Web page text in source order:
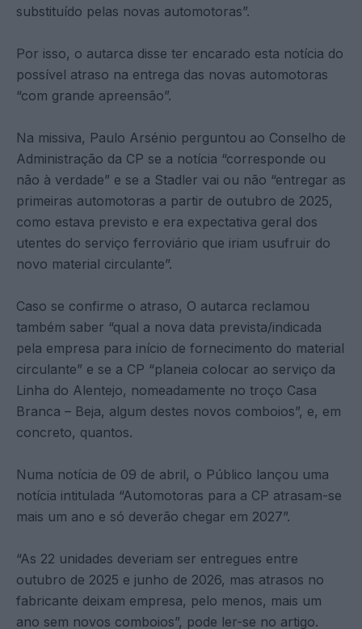
substituído pelas novas automotoras”.
Por isso, o autarca disse ter encarado esta notícia do
possível atraso na entrega das novas automotoras
“com grande apreensão”.
Na missiva, Paulo Arsénio perguntou ao Conselho de
Administração da CP se a notícia “corresponde ou
não à verdade” e se a Stadler vai ou não “entregar as
primeiras automotoras a partir de outubro de 2025,
como estava previsto e era expectativa geral dos
utentes do serviço ferroviário que iriam usufruir do
novo material circulante”.
Caso se confirme o atraso, O autarca reclamou
também saber “qual a nova data prevista/indicada
pela empresa para início de fornecimento do material
circulante” e se a CP “planeia colocar ao serviço da
Linha do Alentejo, nomeadamente no troço Casa
Branca – Beja, algum destes novos comboios”, e, em
concreto, quantos.
Numa notícia de 09 de abril, o Público lançou uma
notícia intitulada “Automotoras para a CP atrasam-se
mais um ano e só deverão chegar em 2027”.
“As 22 unidades deveriam ser entregues entre
outubro de 2025 e junho de 2026, mas atrasos no
fabricante deixam empresa, pelo menos, mais um
ano sem novos comboios”, pode ler-se no artigo.